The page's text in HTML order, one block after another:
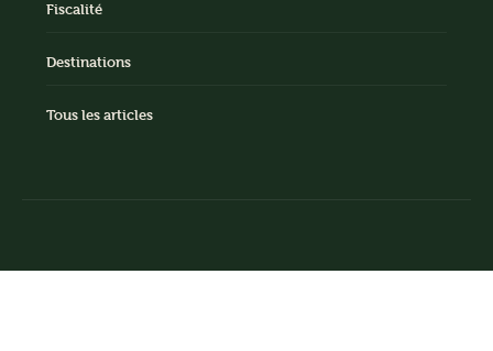
Fiscalité
Destinations
Tous les articles